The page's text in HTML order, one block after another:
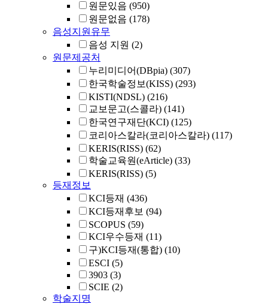
원문있음 (950)
원문없음 (178)
음성지원유무
음성 지원 (2)
원문제공처
누리미디어(DBpia) (307)
한국학술정보(KISS) (293)
KISTI(NDSL) (216)
교보문고(스콜라) (141)
한국연구재단(KCI) (125)
코리아스칼라(코리아스칼라) (117)
KERIS(RISS) (62)
학술교육원(eArticle) (33)
KERIS(RISS) (5)
등재정보
KCI등재 (436)
KCI등재후보 (94)
SCOPUS (59)
KCI우수등재 (11)
구)KCI등재(통합) (10)
ESCI (5)
3903 (3)
SCIE (2)
학술지명